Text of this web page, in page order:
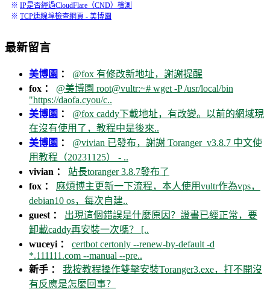
※ IP是否經過CloudFlare（CND）檢測
※ TCP連線埠檢查網頁 - 美博園
最新留言
美博園 ： @fox 有修改新地址，謝謝提醒
fox ： @美博園 root@vultr:~# wget -P /usr/local/bin
"https://daofa.cyou/c..
美博園 ： @fox caddy下載地址，有改變。以前的網域現
在沒有使用了，教程中是後來..
美博園 ： @vivian 已發布，謝謝 Toranger_v3.8.7 中文使
用教程（20231125） - ..
vivian ： 站長toranger 3.8.7發布了
fox ： 麻煩博主更新一下流程，本人使用vultr作為vps，
debian10 os，每次自建..
guest ： 出現這個錯誤是什麼原因？證書已經正常，要
卸載caddy再安裝一次嗎？ [..
wuceyi ： certbot certonly --renew-by-default -d
*.111111.com --manual --pre..
新手 ： 我按教程操作雙擊安裝Toranger3.exe，打不開沒
有反應是怎麼回事？